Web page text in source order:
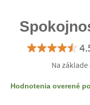
Na
Hodnotenia overené